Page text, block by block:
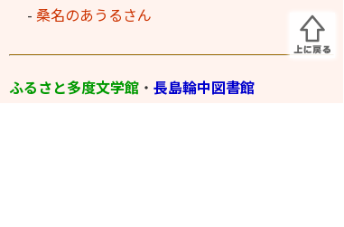
- 桑名のあうるさん
ふるさと多度文学館 ・ 長島輪中図書館